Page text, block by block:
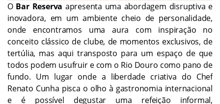
O Bar Reserva apresenta uma abordagem disruptiva e
inovadora, em um ambiente cheio de personalidade,
onde encontramos uma aura com inspiração no
conceito clássico de clube, de momentos exclusivos, de
tertúlia, mas aqui transposto para um espaço de que
todos podem usufruir e com o Rio Douro como pano de
fundo. Um lugar onde a liberdade criativa do Chef
Renato Cunha pisca o olho à gastronomia internacional
e é possível degustar uma refeição informal,